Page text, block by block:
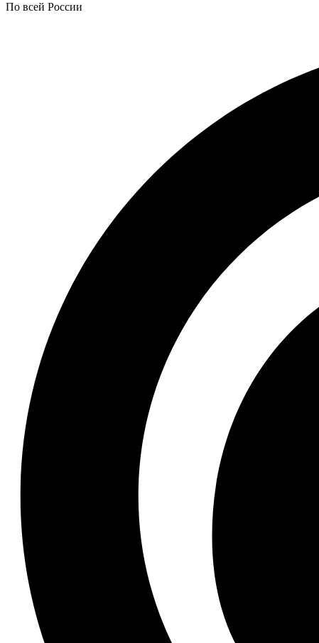
По всей России